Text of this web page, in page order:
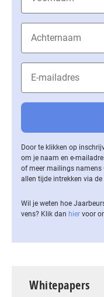
Door te klikken op
om je naam en e-
of meer mailings
allen tijde intrekken via
Wil je weten hoe
vens? Klik dan hier voor
Whitepapers